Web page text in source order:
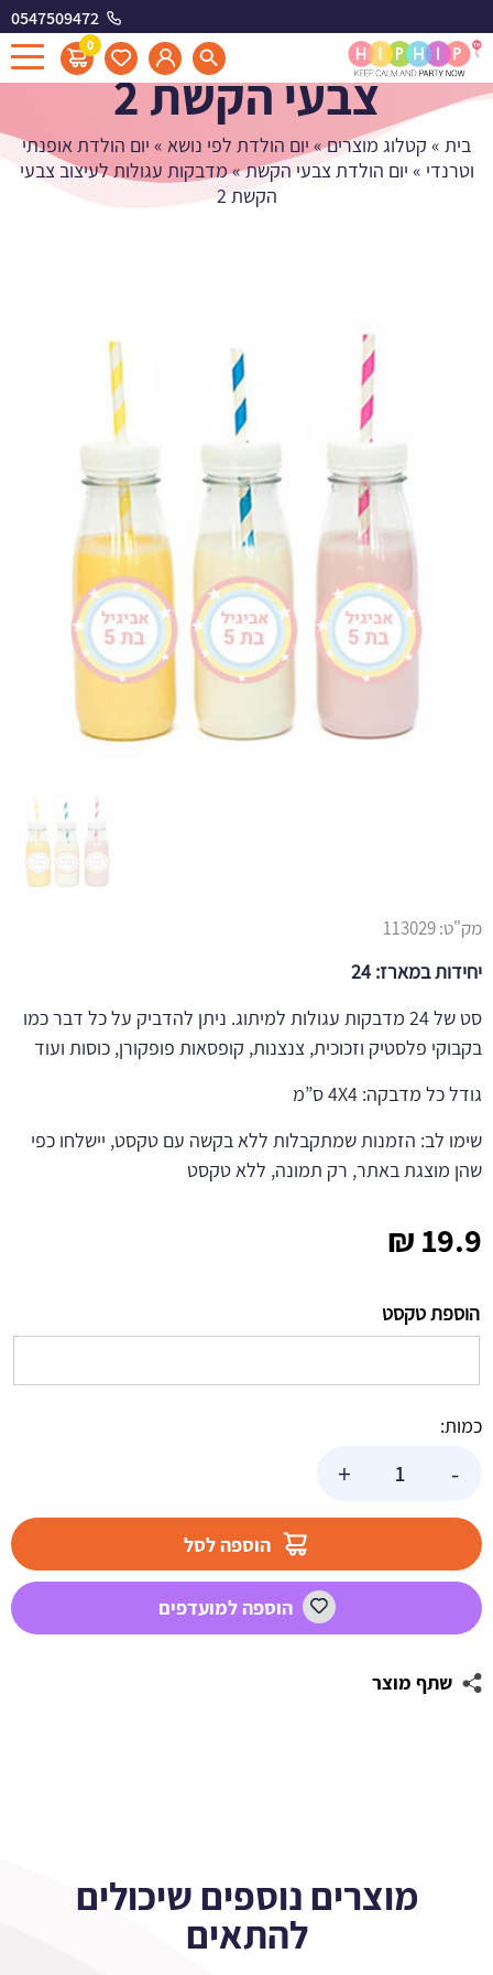
0547509472
0
מדבקות עגולות לעיצוב
צבעי הקשת 2
בית » קטלוג מוצרים»יום הולדת לפי נושא » יום הולדת אופנתי
וטרנדי » יום הולדת צבעי הקשת»מדבקות עגולות לעיצוב צבעי
הקשת 2
19.9
₪
הוספת טקסט
כמות:
-
צבעי
2
+
הוספה לסל
הוספה למועדפים
שתף מוצר
מק"ט:113029
יחידות במארז: 24
סט של 24 מדבקות עגולות למיתוג. ניתן להדביק על כל דבר כמו
בקבוקי פלסטיק וזכוכית, צנצנות, קופסאות פופקורן, כוסות ועוד
גודל כל מדבקה: 4X4 ס”מ
שימו לב: הזמנות שמתקבלות ללא בקשה עם טקסט, יישלחו כפי
שהן מוצגת באתר, רק תמונה, ללא טקסט
מוצרים נוספים שיכולים
להתאים